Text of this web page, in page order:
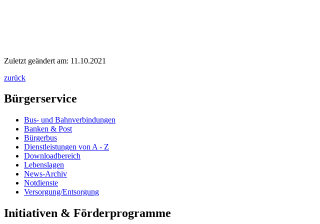
Zuletzt geändert am: 11.10.2021
zurück
Bürgerservice
Bus- und Bahnverbindungen
Banken & Post
Bürgerbus
Dienstleistungen von A - Z
Downloadbereich
Lebenslagen
News-Archiv
Notdienste
Versorgung/Entsorgung
Initiativen & Förderprogramme